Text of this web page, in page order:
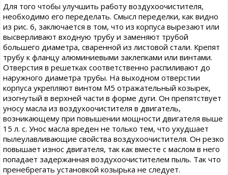
Для того чтобы улучшить работу воздухоочистителя,
необходимо его переделать. Смысл переделки, как видно
из рис. 6, заключается в том, что из корпуса вырезают или
высверливают входную трубу и заменяют трубой
большего диаметра, сваренной из листовой стали. Крепят
трубу к фланцу алюминиевыми заклепками или винтами.
Отверстия в решетках соответственно распиливают до
наружного диаметра трубы. На выходном отверстии
корпуса укрепляют винтом М5 отражательный козырек,
изогнутый в верхней части в форме дуги. Он препятствует
уносу масла из воздухоочистителя в двигатель,
возникающему при повышении мощности двигателя выше
15 л. с. Унос масла вреден не только тем, что ухудшает
пылеулавливающие свойства воздухоочистителя. Он резко
повышает износ двигателя, так как вместе с маслом в него
попадает задержанная воздухоочистителем пыль. Так что
пренебрегать установкой козырька не следует.